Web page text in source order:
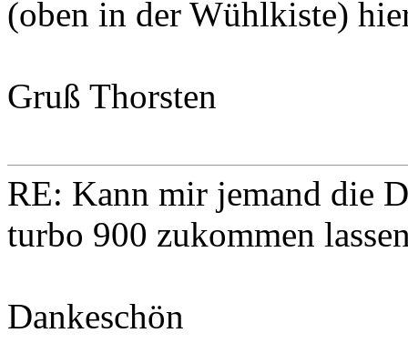
(oben in der Wühlkiste)
Gruß Thorsten
RE: Kann mir jemand die
turbo 900 zukommen
Dankeschön